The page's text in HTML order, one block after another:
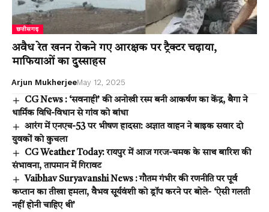
छत्तीसगढ़
अवैध रेत खनन रोकने गए आरक्षक पर ट्रैक्टर चढ़ाया,
माफियाओं का दुस्साहस
Arjun MukherjeeMay 12, 2025
CG News : ‘सवनाही’ की अनोखी रस्म बनी आकर्षण का केंद्र, बैगा ने
धार्मिक विधि-विधान से गांव को बांधा
आरंग में एनएच-53 पर भीषण हादसा: अज्ञात वाहन ने बाइक सवार दो
युवकों को कुचला
CG Weather Today: रायपुर में आज गरज-चमक के साथ बारिश की
संभावना, तापमान में गिरावट
Vaibhav Suryavanshi News : गौतम गंभीर की रणनीति पर पूर्व
कप्तान का तीखा हमला, वैभव सूर्यवंशी को ड्रॉप करने पर बोले- ‘ऐसी गलती
नहीं होनी चाहिए थी’